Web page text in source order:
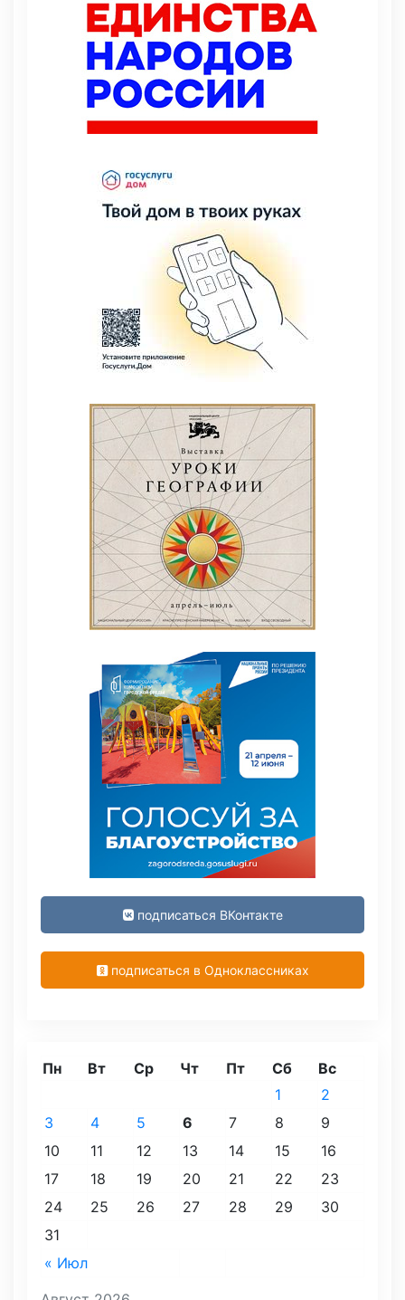
подписаться ВКонтакте
подписаться в Одноклассниках
Пн Вт Ср Чт Пт Сб Вс
« Июл
1
2
3
4 5 6 7 8
9
10
11 12 13 14 15
16
17
18 19 20 21 22
23
24
25 26 27 28 29
30
31